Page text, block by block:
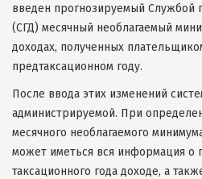
введен прогнозируемый Службой
(СГД) месячный необлагаемый
доходах, полученных
предтаксационном году.
После ввода этих изменений
администрируемой. При
месячного необлагаемого
может иметься вся информация о
таксационного года доходе, а